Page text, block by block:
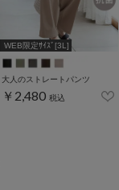
WEB限定ｻｲｽﾞ[3L]
大人のストレートパンツ
￥2,480 税込